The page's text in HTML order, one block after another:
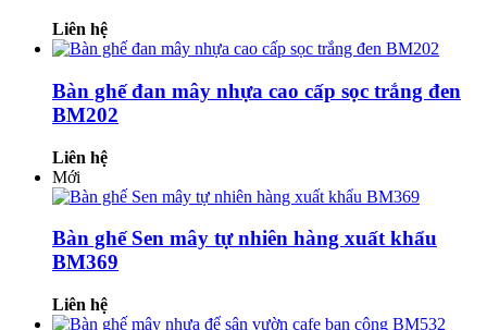
Liên hệ
Bàn ghế đan mây nhựa cao cấp sọc trắng đen
BM202
Liên hệ
Mới
Bàn ghế Sen mây tự nhiên hàng xuất khẩu
BM369
Liên hệ